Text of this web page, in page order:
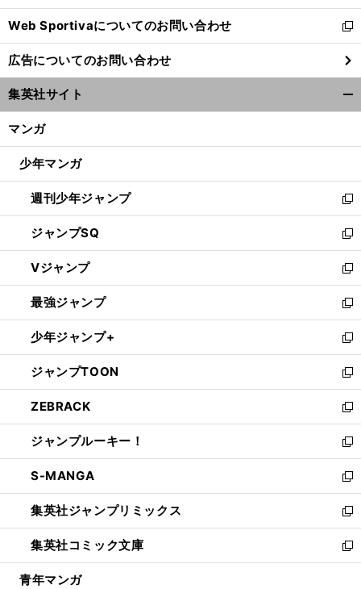
開
く
Web Sportivaについてのお問い合わせ
新
し
い
ウ
ィ
ン
ウ
開
く
広告についてのお問い合わせ
集英社サイト
マンガ
少年マンガ
週刊少年ジャンプ
新
し
い
ウ
ィ
ン
ド
ウ
で
開
く
ジャンプSQ
新
し
い
ウ
ィ
ン
ド
ウ
で
開
く
Vジャンプ
新
し
い
ウ
ィ
ン
ド
ウ
で
開
く
最強ジャンプ
新
し
い
ウ
ィ
ン
ド
ウ
で
開
く
少年ジャンプ+
新
し
い
ウ
ィ
ン
ド
ウ
で
開
く
ジャンプTOON
新
し
い
ウ
ィ
ン
ド
ウ
で
開
く
ZEBRACK
新
し
い
ウ
ィ
ン
ド
ウ
で
開
ジャンプルーキー！
新
し
い
ウ
ィ
ン
ド
ウ
S-MANGA
新
し
い
ウ
ィ
ン
集英社ジャンプリミックス
新
し
い
ウ
集英社コミック文庫
新
し
青年マンガ